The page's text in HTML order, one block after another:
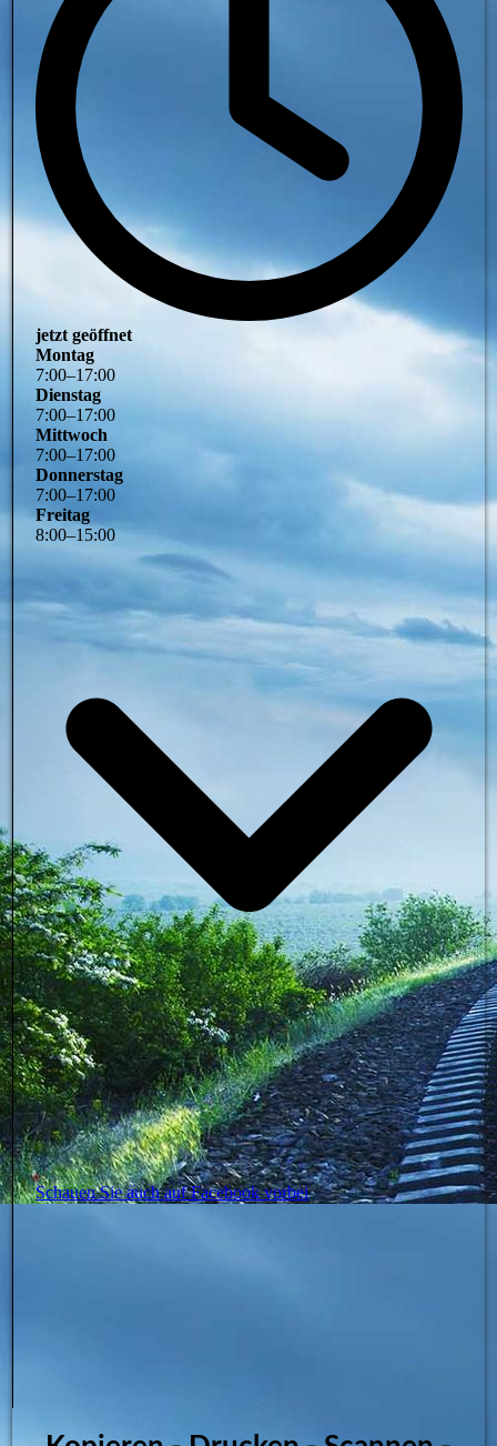
jetzt geöffnet
Montag
7:00–17:00
Dienstag
7:00–17:00
Mittwoch
7:00–17:00
Donnerstag
7:00–17:00
Freitag
8:00–15:00
Schauen Sie auch auf Facebook vorbei